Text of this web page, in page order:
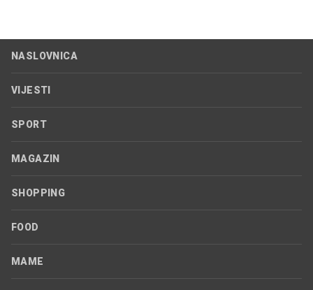
NASLOVNICA
VIJESTI
SPORT
MAGAZIN
SHOPPING
FOOD
MAME